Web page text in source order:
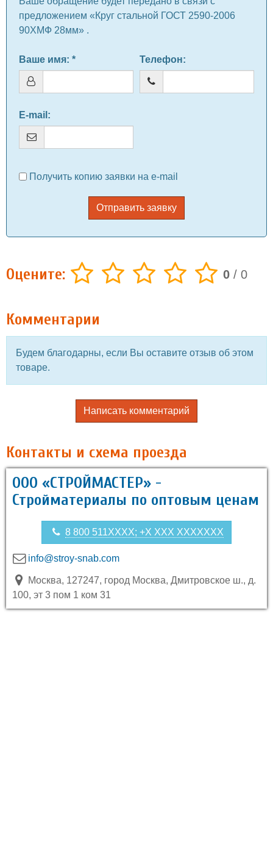
предложением «Круг стальной ГОСТ 2590-2006
90ХМФ 28мм» .
Ваше имя: * Телефон:
E-mail :
Получить копию заявки на e-mail
Отправить заявку
Оцените: 0 / 0
Комментарии
Будем благодарны, если Вы оставите отзыв об этом
товаре.
Написать комментарий
Контакты и схема проезда
ООО «СТРОЙМАСТЕР» -
Стройматериалы по оптовым ценам
8 800 511XXXX; +X XXX XXXXXXX
info@stroy-snab.com
Москва, 127247, город Москва, Дмитровское ш., д.
100, эт 3 пом 1 ком 31